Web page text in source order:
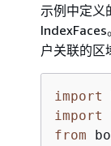
示例中定义
户关联的区
import
import
from